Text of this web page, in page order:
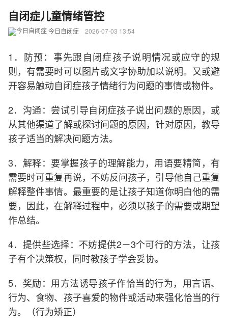
自闭症儿童情绪管控
今日自闭症 2026-07-03 13:54
1．防预：事先跟自闭症孩子说明情况或应守的规
则，有需要时可以图片或文字协助加以说明。又或避
开容易触动自闭症孩子情绪行为问题的事情或物件。
2．沟通：尝试引导自闭症孩子说出问题的原因，或
从其他渠道了解或探讨问题的原因，针对原因，教导
孩子适当的解决问题方法。
3．解释：要掌握孩子的理解能力，用语要精简，有
需要时可重复再说，不妨反问孩子，引导他自己重复
解释整件事情。最重要的是让孩子知道你明白他的需
要，因此，在解释过程中，必须以孩子的需要或期望
作总结。
4．提供些选择：不妨提供2－3个可行的方法，让孩
子有个决策权，同时教孩子学会妥协。
5．奖励：用方法诱导孩子作恰当的行为，用言语、
行为、食物、孩子喜爱的物件或活动来强化恰当的行
为。（行为矫正）